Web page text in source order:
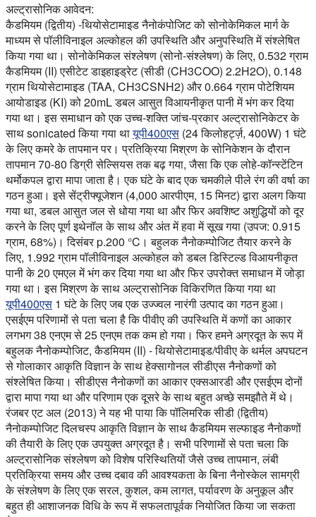
अल्ट्रासोनिक आवेदन:
कैडमियम (द्वितीय) -थियोसेटामाइड नैनोकंपोजिट को सोनोकेमिकल मार्ग के
माध्यम से पॉलीविनाइल अल्कोहल की उपस्थिति और अनुपस्थिति में संश्लेषित
किया गया था। सोनोकेमिकल संश्लेषण (सोनो-संश्लेषण) के लिए, 0.532 ग्राम
कैडमियम (II) एसीटेट डाइहाइड्रेट (सीडी (CH3COO) 2.2H2O), 0.148
ग्राम थियोसेटामाइड (TAA, CH3CSNH2) और 0.664 ग्राम पोटेशियम
आयोडाइड (KI) को 20mL डबल आसुत विआयनीकृत पानी में भंग कर दिया
गया था। इस समाधान को एक उच्च-शक्ति जांच-प्रकार अल्ट्रासोनिकेटर के
साथ sonicated किया गया थायूपी400एस (24 किलोहर्ट्ज़, 400W) 1 घंटे
के लिए कमरे के तापमान पर। प्रतिक्रिया मिश्रण के सोनिकेशन के दौरान
तापमान 70-80 डिग्री सेल्सियस तक बढ़ गया, जैसा कि एक लोहे-कॉन्स्टेंटिन
थर्मोकपल द्वारा मापा जाता है। एक घंटे के बाद एक चमकीले पीले रंग की वर्षा का
गठन हुआ। इसे सेंट्रीफ्यूजेशन (4,000 आरपीएम, 15 मिनट) द्वारा अलग किया
गया था, डबल आसुत जल से धोया गया था और फिर अवशिष्ट अशुद्धियों को दूर
करने के लिए पूर्ण इथेनॉल के साथ और अंत में हवा में सूख गया (उपज: 0.915
ग्राम, 68%)। दिसंबर p.200 °C। बहुलक नैनोकम्पोजिट तैयार करने के
लिए, 1.992 ग्राम पॉलीविनाइल अल्कोहल को डबल डिस्टिल्ड विआयनीकृत
पानी के 20 एमएल में भंग कर दिया गया था और फिर उपरोक्त समाधान में जोड़ा
गया था। इस मिश्रण के साथ अल्ट्रासोनिक विकिरणित किया गया था
यूपी400एस 1 घंटे के लिए जब एक उज्ज्वल नारंगी उत्पाद का गठन हुआ।
एसईएम परिणामों से पता चला है कि पीवीए की उपस्थिति में कणों का आकार
लगभग 38 एनएम से 25 एनएम तक कम हो गया। फिर हमने अग्रदूत के रूप में
बहुलक नैनोकम्पोजिट, कैडमियम (II) - थियोसेटामाइड/पीवीए के थर्मल अपघटन
से गोलाकार आकृति विज्ञान के साथ हेक्सागोनल सीडीएस नैनोकणों को
संश्लेषित किया। सीडीएस नैनोकणों का आकार एक्सआरडी और एसईएम दोनों
द्वारा मापा गया था और परिणाम एक दूसरे के साथ बहुत अच्छे समझौते में थे।
रंजबर एट अल (2013) ने यह भी पाया कि पॉलिमरिक सीडी (द्वितीय)
नैनोकम्पोजिट दिलचस्प आकृति विज्ञान के साथ कैडमियम सल्फाइड नैनोकणों
की तैयारी के लिए एक उपयुक्त अग्रदूत है। सभी परिणामों से पता चला कि
अल्ट्रासोनिक संश्लेषण को विशेष परिस्थितियों जैसे उच्च तापमान, लंबी
प्रतिक्रिया समय और उच्च दबाव की आवश्यकता के बिना नैनोस्केल सामग्री
के संश्लेषण के लिए एक सरल, कुशल, कम लागत, पर्यावरण के अनुकूल और
बहुत ही आशाजनक विधि के रूप में सफलतापूर्वक नियोजित किया जा सकता